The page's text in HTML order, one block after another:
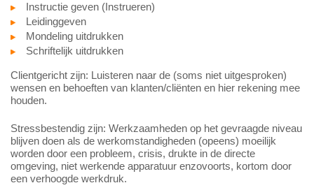
Instructie geven (Instrueren)
Leidinggeven
Mondeling uitdrukken
Schriftelijk uitdrukken
Clientgericht zijn: Luisteren naar de (soms niet uitgesproken)
wensen en behoeften van klanten/cliënten en hier rekening mee
houden.
Stressbestendig zijn: Werkzaamheden op het gevraagde niveau
blijven doen als de werkomstandigheden (opeens) moeilijk
worden door een probleem, crisis, drukte in de directe
omgeving, niet werkende apparatuur enzovoorts, kortom door
een verhoogde werkdruk.